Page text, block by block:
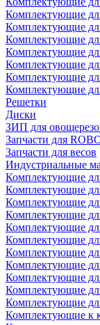
Комплектующие
Комплектующие
Комплектующие
Комплектующие
Комплектующие
Комплектующие
Комплектующие
Решетки
Диски
ЗИП для
Запчасти для
Запчасти для весов
Индустриальные
Комплектующие
Комплектующие
Комплектующие
Комплектующие
Комплектующие
Комплектующие
Комплектующие
Комплектующие
Комплектующие
Комплектующие
Комплектующие
Комплектующие к